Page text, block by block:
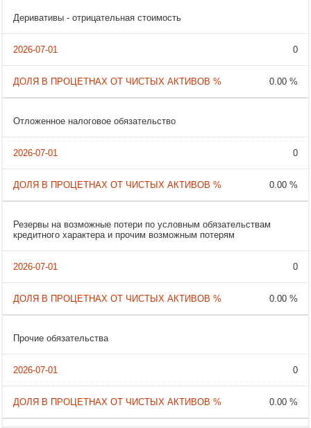
Деривативы - отрицательная стоимость
0
0.00 %
Отложенное налоговое обязательство
0
0.00 %
Резервы на возможные потери по условным обязательствам
кредитного характера и прочим возможным потерям
0
0.00 %
Прочие обязательства
0
0.00 %